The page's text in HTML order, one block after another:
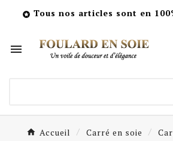
 Tous nos articles sont en

Accueil Carré en soie